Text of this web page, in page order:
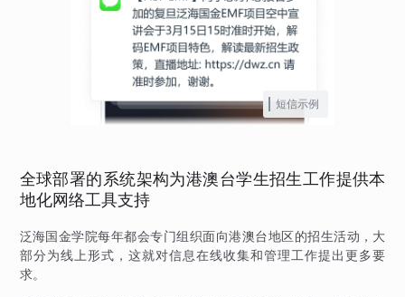
短信示例
全球部署的系统架构为港澳台学生招生工作提供本
地化网络工具支持
泛海国金学院每年都会专门组织面向港澳台地区的招生活动，大
部分为线上形式，这就对信息在线收集和管理工作提出更多要
求。